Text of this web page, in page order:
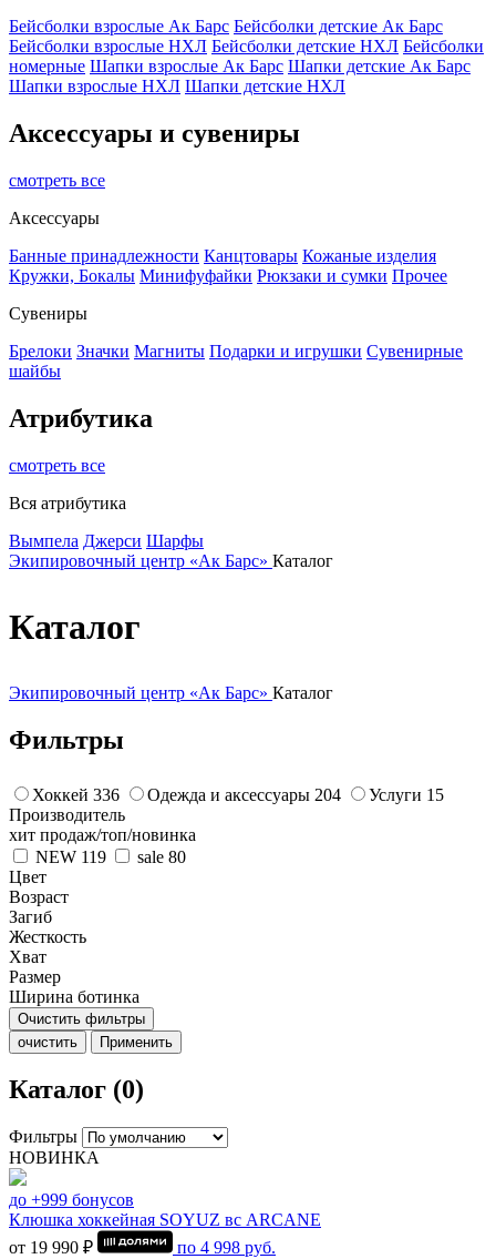
Бейсболки взрослые Ак Барс Бейсболки детские Ак Барс
Бейсболки взрослые НХЛ Бейсболки детские НХЛ Бейсболки
номерные Шапки взрослые Ак Барс Шапки детские Ак Барс
Шапки взрослые НХЛ Шапки детские НХЛ
Аксессуары и сувениры
смотреть все
Аксессуары
Банные принадлежности Канцтовары Кожаные изделия
Кружки, Бокалы Минифуфайки Рюкзаки и сумки Прочее
Сувениры
Брелоки Значки Магниты Подарки и игрушки Сувенирные
шайбы
Атрибутика
смотреть все
Вся атрибутика
Вымпела Джерси Шарфы
Экипировочный центр «Ак Барс» Каталог
Каталог
Экипировочный центр «Ак Барс» Каталог
Фильтры
Хоккей 336 Одежда и аксессуары 204 Услуги 15
Производитель
хит продаж/топ/новинка
NEW 119 sale 80
Цвет
Возраст
Загиб
Жесткость
Хват
Размер
Ширина ботинка
Очистить фильтры
очистить
Применить
Каталог (0)
Фильтры
НОВИНКА
до +999 бонусов
Клюшка хоккейная SOYUZ вс ARCANE
от 19 990 ₽
по 4 998 руб.